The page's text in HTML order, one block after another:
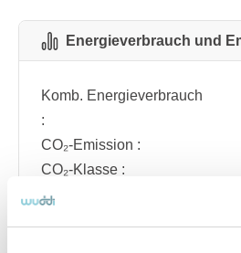
Energieverbrauch und
Komb. Energieverbrauch
:
CO₂-Emission :
CO₂-Klasse :